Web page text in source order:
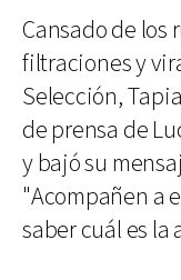
Cansado de los
filtraciones y
Selección,
de prensa de
y bajó su
"Acompañen a
saber cuál es